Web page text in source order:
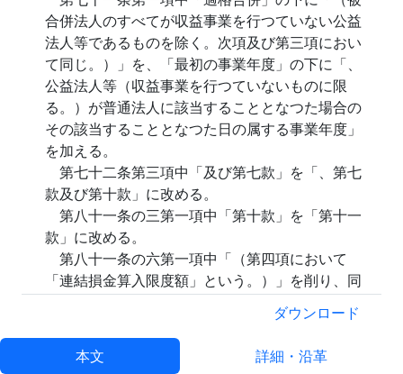
合併法人のすべてが収益事業を行つていない公益
法人等であるものを除く。次項及び第三項におい
て同じ。）」を、「最初の事業年度」の下に「、
公益法人等（収益事業を行つていないものに限
る。）が普通法人に該当することとなつた場合の
その該当することとなつた日の属する事業年度」
を加える。
第七十二条第三項中「及び第七款」を「、第七
款及び第十款」に改める。
第八十一条の三第一項中「第十款」を「第十一
款」に改める。
第八十一条の六第一項中「（第四項において
「連結損金算入限度額」という。）」を削り、同
条第四項中「当該連結事業年度に係る連結損金算
入限度額」を「第一項の連結法人に係る連結親法
人の当該連結事業年度終了の時の連結個別資本金
等の額又は当該連結事業年度の連結所得の金額を
ダウンロード
本文 詳細・沿革